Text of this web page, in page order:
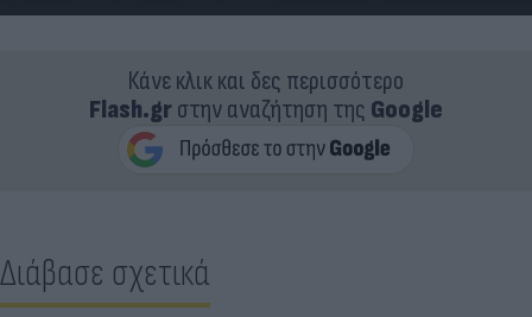
Κάνε κλικ και δες περισσότερο
Flash.grστην αναζήτηση της Google
Διάβασε σχετικά